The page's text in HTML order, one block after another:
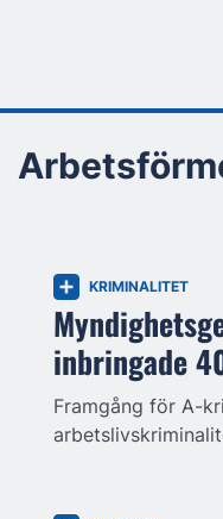
KRIMINALITET
inbringade
Framgång för A-